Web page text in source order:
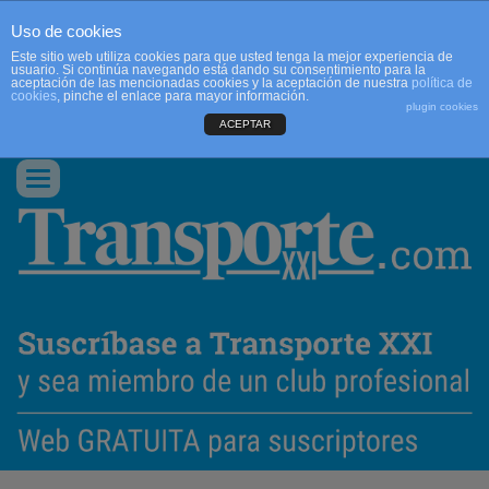
CONTACTO
Conmutar
navegación
Uso de cookies
Este sitio web utiliza cookies para que usted tenga la mejor experiencia de
usuario. Si continúa navegando está dando su consentimiento para la
aceptación de las mencionadas cookies y la aceptación de nuestra política de
cookies, pinche el enlace para mayor información.
plugin cookies
ACEPTAR